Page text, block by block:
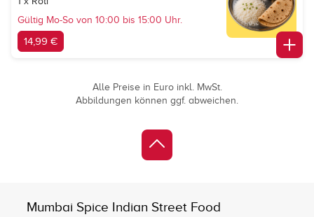
Gültig Mo-So von 10:00 bis 15:00 Uhr.
14,99 €
Alle Preise in Euro inkl. MwSt.
Abbildungen können ggf. abweichen.
Mumbai Spice Indian Street Food